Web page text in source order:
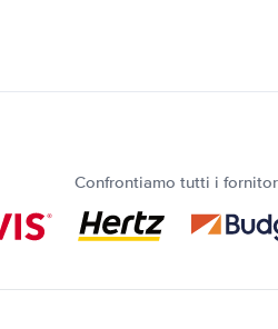
Confrontiamo tutti i